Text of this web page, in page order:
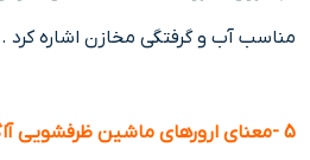
مناسب آب و گرفتگی مخازن اشاره کرد .
5 -معنای ارورهای ماشین ظرفشویی آاگ چیست؟